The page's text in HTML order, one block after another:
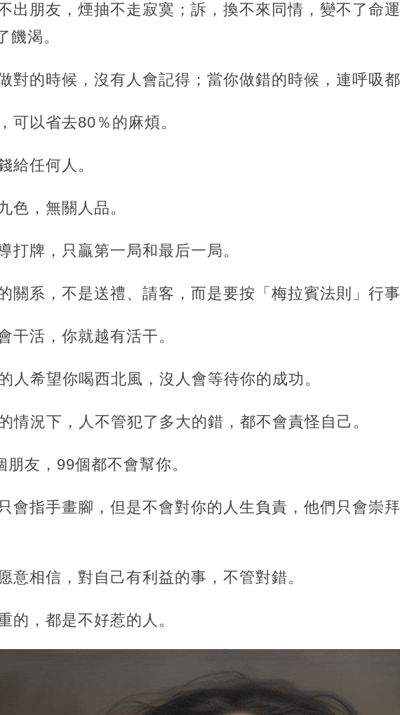
出朋友，煙抽不走寂寞；訴，換不來同情，變不了命
饑渴。
對的時候，沒有人會記得；當你做錯的時候，連呼吸都
可以省去80％的麻煩。
給任何人。
色，無關人品。
打牌，只贏第一局和最后一局。
關系，不是送禮、請客，而是要按「梅拉賓法則」行事
干活，你就越有活干。
人希望你喝西北風，沒人會等待你的成功。
情況下，人不管犯了多大的錯，都不會責怪自己。
朋友，99個都不會幫你。
會指手畫腳，但是不會對你的人生負責，他們只會崇
意相信，對自己有利益的事，不管對錯。
的，都是不好惹的人。